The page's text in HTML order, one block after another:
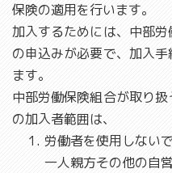
保険の適用を行います。
加入するためには、中部
の申込みが必要で、加入
ます。
中部労働保険組合が取り扱
の加入者範囲は、
労働者を使用しない
一人親方その他の自